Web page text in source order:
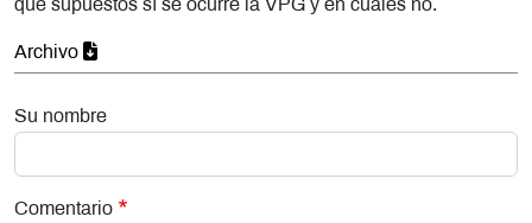
que supuestos sí se ocurre la VPG y en cuáles no.
Archivo
Su nombre
Comentario